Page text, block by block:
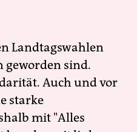
Landtagswahlen
geworden sind.
Auch und vor
starke
mit "Alles